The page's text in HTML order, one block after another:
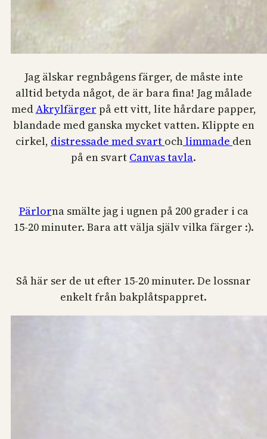
Jag älskar regnbågens färger, de måste inte
alltid betyda något, de är bara fina! Jag målade
medAkrylfärger på ett vitt, lite hårdare papper,
blandade med ganska mycket vatten. Klippte en
cirkel, distressade med svart ochlimmade den
på en svart Canvas tavla.
Pärlorna smälte jag i ugnen på 200 grader i ca
15-20 minuter. Bara att välja själv vilka färger :).
Så här ser de ut efter 15-20 minuter. De lossnar
enkelt från bakplåtspappret.